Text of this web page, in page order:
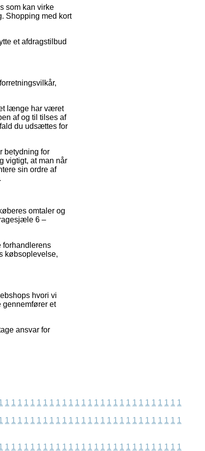
som kan virke
Shopping med kort
et afdragstilbud
længe har været
af og til tilses af
du udsættes for
betydning for
vigtigt, at man når
sin ordre af
omtaler og
6 –
forhandlerens
købsoplevelse,
hvori vi
gennemfører et
ansvar for
1 1 1 1 1 1 1 1 1 1 1 1 1 1 1 1 1 1 1 1 1 1 1 1 1 1 1 1
1 1 1 1 1 1 1 1 1 1 1 1 1 1 1 1 1 1 1 1 1 1 1 1 1 1 1 1
1 1 1 1 1 1 1 1 1 1 1 1 1 1 1 1 1 1 1 1 1 1 1 1 1 1 1 1